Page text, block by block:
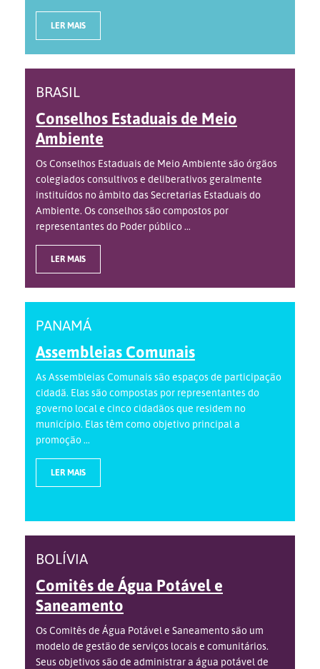
LER MAIS
BRASIL
Conselhos Estaduais de Meio
Ambiente
Os Conselhos Estaduais de Meio Ambiente são órgãos
colegiados consultivos e deliberativos geralmente
instituídos no âmbito das Secretarias Estaduais do
Ambiente. Os conselhos são compostos por
representantes do Poder público ...
LER MAIS
PANAMÁ
Assembleias Comunais
As Assembleias Comunais são espaços de participação
cidadã. Elas são compostas por representantes do
governo local e cinco cidadãos que residem no
município. Elas têm como objetivo principal a
promoção ...
LER MAIS
BOLÍVIA
Comitês de Água Potável e
Saneamento
Os Comitês de Água Potável e Saneamento são um
modelo de gestão de serviços locais e comunitários.
Seus objetivos são de administrar a água potável de